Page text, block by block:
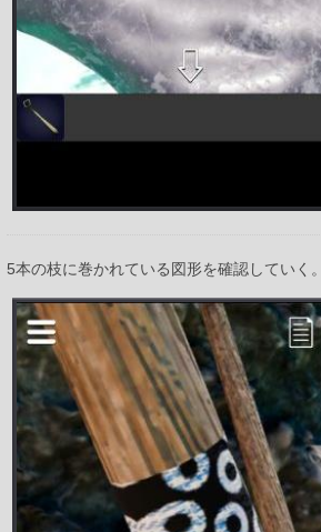
5本の枝に巻かれている図形を確認していく。